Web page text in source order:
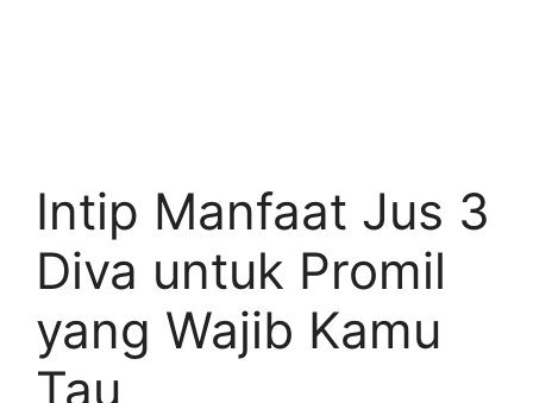
Intip Manfaat Jus 3
Diva untuk Promil
yang Wajib Kamu
Tau